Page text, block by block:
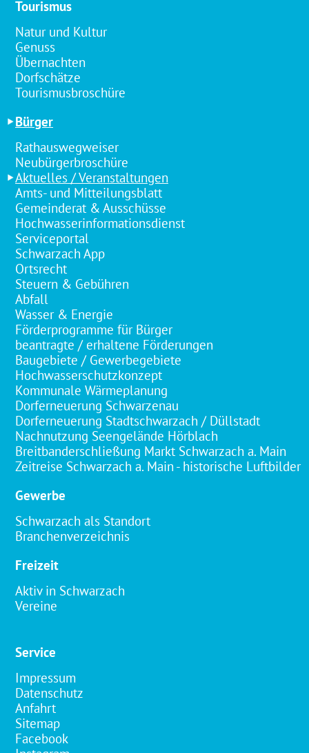
Tourismus
Natur und Kultur
Genuss
Übernachten
Dorfschätze
Tourismusbroschüre
Bürger
Rathauswegweiser
Neubürgerbroschüre
Aktuelles / Veranstaltungen
Amts- und Mitteilungsblatt
Gemeinderat & Ausschüsse
Hochwasserinformationsdienst
Serviceportal
Schwarzach App
Ortsrecht
Steuern & Gebühren
Abfall
Wasser & Energie
Förderprogramme für Bürger
beantragte / erhaltene Förderungen
Baugebiete / Gewerbegebiete
Hochwasserschutzkonzept
Kommunale Wärmeplanung
Dorferneuerung Schwarzenau
Dorferneuerung Stadtschwarzach / Düllstadt
Nachnutzung Seengelände Hörblach
Breitbanderschließung Markt Schwarzach a. Main
Zeitreise Schwarzach a. Main - historische Luftbilder
Gewerbe
Schwarzach als Standort
Branchenverzeichnis
Freizeit
Aktiv in Schwarzach
Vereine
Service
Impressum
Datenschutz
Anfahrt
Sitemap
Facebook